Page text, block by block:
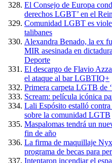
El Consejo de Europa
derechos LGBT’ en el
Comunidad LGBT es
talibanes
Alexandra Benado, la ex
MIR asesinada en
Deporte
El descargo de Flavio
el ataque al bar LGBTIQ+
Primera carpeta LGTB de
Scream: película icónica
Lali Espósito estalló
sobre la comunidad LGTB
Maspalomas tendrá un
fin de año
La firma de maquillaje
programa de becas para
Intentaron incendiar el